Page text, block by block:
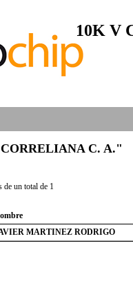
10K V
C. A."
de un total de 1
MARTINEZ RODRIGO